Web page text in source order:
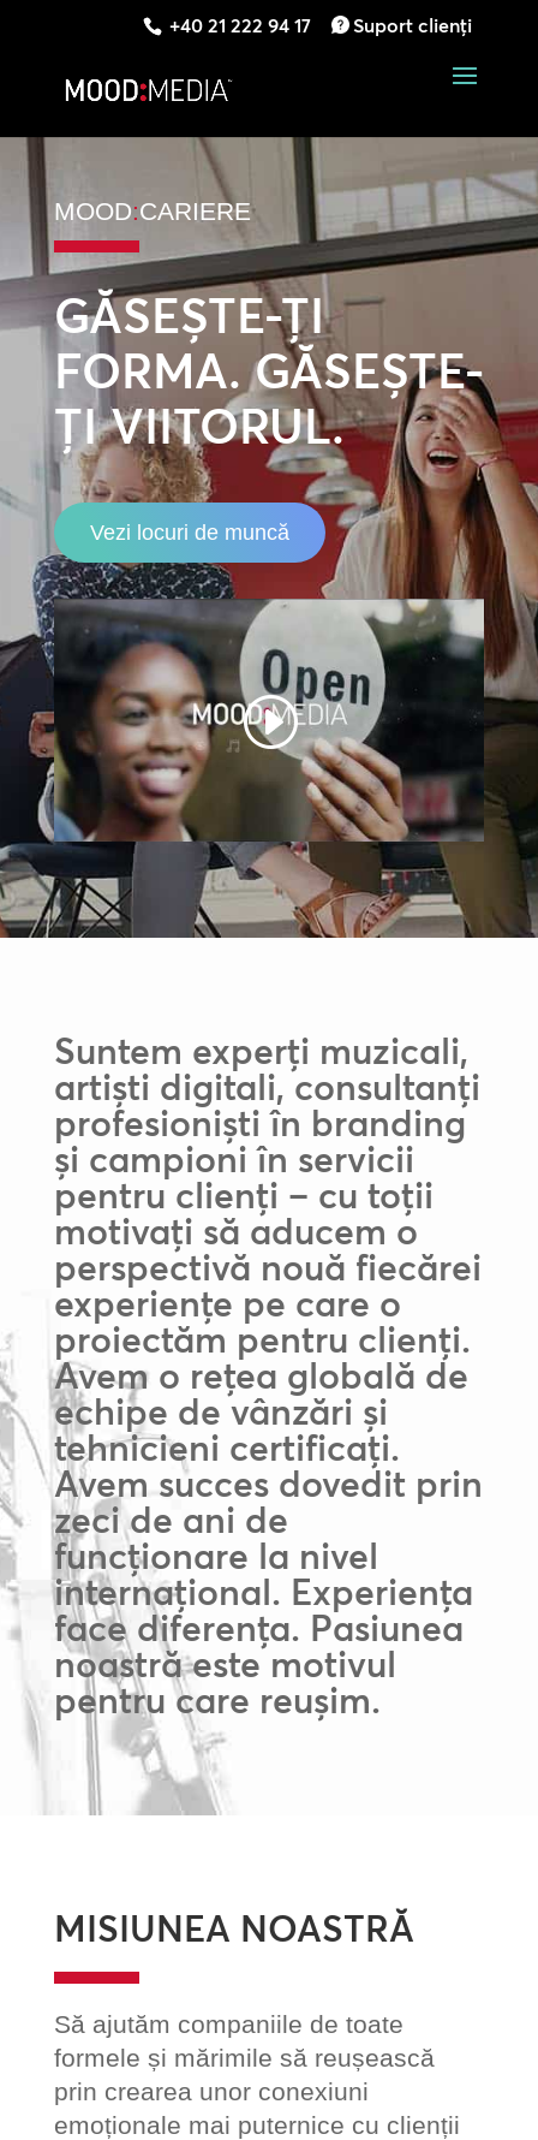
+40 21 222 94 17 Suport clienți
MOOD:CARIERE
GĂSEȘTE-ȚI
FORMA. GĂSEȘTE-
ȚI VIITORUL.
Vezi locuri de muncă
Suntem experți muzicali,
artiști digitali, consultanți
profesioniști în branding
și campioni în servicii
pentru clienți – cu toții
motivați să aducem o
perspectivă nouă fiecărei
experiențe pe care o
proiectăm pentru clienți.
Avem o rețea globală de
echipe de vânzări și
tehnicieni certificați.
Avem succes dovedit prin
zeci de ani de
funcționare la nivel
internațional. Experiența
face diferența. Pasiunea
noastră este motivul
pentru care reușim.
MISIUNEA NOASTRĂ
Să ajutăm companiile de toate
formele și mărimile să reușească
prin crearea unor conexiuni
emoționale mai puternice cu clienții